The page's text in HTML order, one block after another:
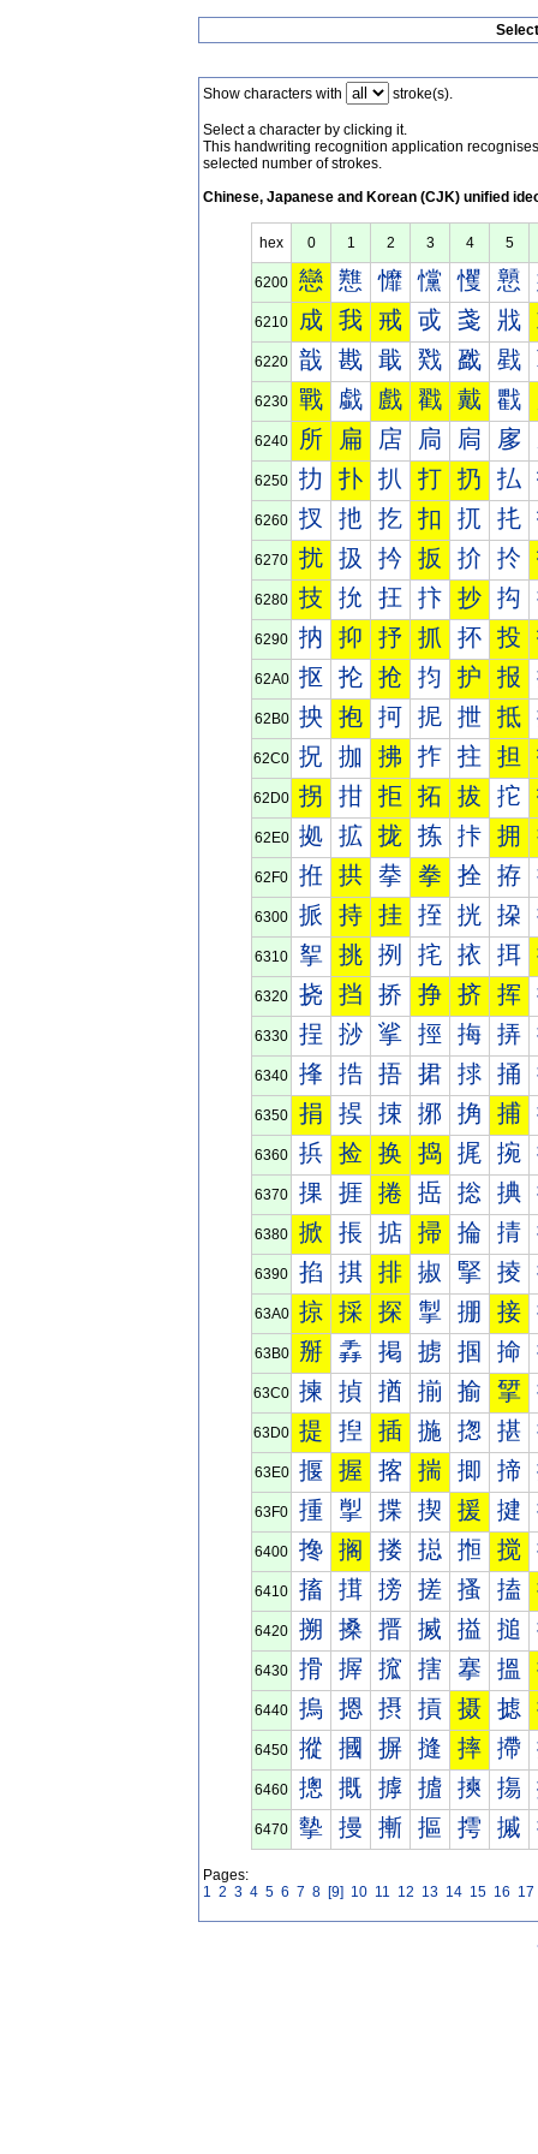
Show characters with stroke(s).
Select a character by clicking it.
This handwriting recognition application
selected number of strokes.
Chinese, Japanese and Korean (CJK) unified
hex 0 1 2 3 4 5
6200 戀 戁 戂 戃 戄 戅
6210 成 我 戒 戓 戔 戕
6220 戠 戡 戢 戣 戤 戥
6230 戰 戱 戲 戳 戴 戵
6240 所 扁 扂 扃 扄 扅
6250 扐 扑 扒 打 扔 払
6260 扠 扡 扢 扣 扤 扥
6270 扰 扱 扲 扳 扴 扵
6280 技 抁 抂 抃 抄 抅
6290 抐 抑 抒 抓 抔 投
62A0 抠 抡 抢 抣 护 报
62B0 抰 抱 抲 抳 抴 抵
62C0 拀 拁 拂 拃 拄 担
62D0 拐 拑 拒 拓 拔 拕
62E0 拠 拡 拢 拣 拤 拥
62F0 拰 拱 拲 拳 拴 拵
6300 挀 持 挂 挃 挄 挅
6310 挐 挑 挒 挓 挔 挕
6320 挠 挡 挢 挣 挤 挥
6330 挰 挱 挲 挳 挴 挵
6340 捀 捁 捂 捃 捄 捅
6350 捐 捑 捒 捓 捔 捕
6360 捠 捡 换 捣 捤 捥
6370 捰 捱 捲 捳 捴 捵
6380 掀 掁 掂 掃 掄 掅
6390 掐 掑 排 掓 掔 掕
63A0 掠 採 探 掣 掤 接
63B0 掰 掱 掲 掳 掴 掵
63C0 揀 揁 揂 揃 揄 揅
63D0 提 揑 插 揓 揔 揕
63E0 揠 握 揢 揣 揤 揥
63F0 揰 揱 揲 揳 援 揵
6400 搀 搁 搂 搃 搄 搅
6410 搐 搑 搒 搓 搔 搕
6420 搠 搡 搢 搣 搤 搥
6430 搰 搱 搲 搳 搴 搵
6440 摀 摁 摂 摃 摄 摅
6450 摐 摑 摒 摓 摔 摕
6460 摠 摡 摢 摣 摤 摥
6470 摰 摱 摲 摳 摴 摵
Pages:
1 2 3 4 5 6 7 8 [9] 10 11 12 13 14 15 16 17